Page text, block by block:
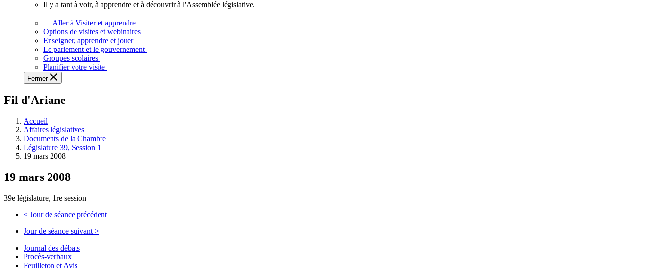
voir,
apprendre
et
découvrir
l'Assemblée
législative.
Il y a tant à voir, à apprendre et à découvrir à l'Assemblée législative.
Aller à Visiter et apprendre
Options de visites et webinaires
Enseigner, apprendre et jouer
Le parlement et le gouvernement
Groupes scolaires
Planifier votre visite
Fermer
Fil d'Ariane
Accueil
Affaires législatives
Documents de la Chambre
Législature 39, Session 1
19 mars 2008
19 mars 2008
39e législature, 1re session
< Jour de séance précédent
Jour de séance suivant >
Journal des débats
Procès-verbaux
Feuilleton et Avis